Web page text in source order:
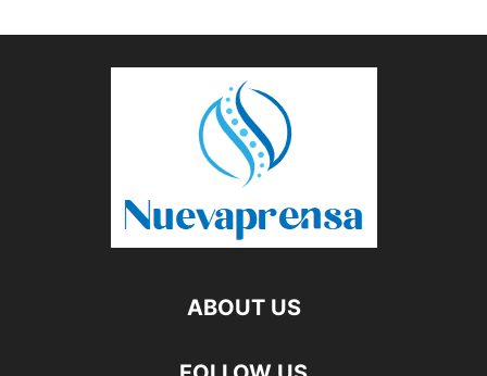
ABOUT US